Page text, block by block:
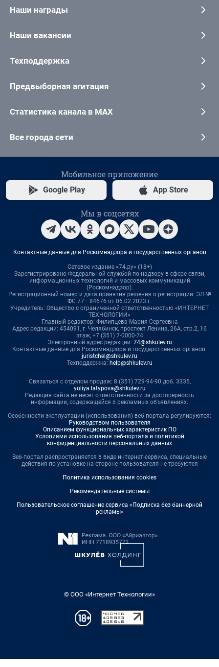
Наши награды
Наши вакансии
Техподдержка
Предвыборная агитация
Статистика канала в MAX
Все города сети
Мобильное приложение
Google Play App Store
Мы в соцсетях
Контактные данные для Роскомнадзора и государственных органов
Сетевое издание «74.ру» (18+)
Зарегистрировано Федеральной службой по надзору в сфере связи,
информационных технологий и массовых коммуникаций
(Роскомнадзор).
Регистрационный номер и дата принятия решения о регистрации: ЭЛ №
ФС 77– 84676 от 06.02.2023 г.
Учредитель: Общество с ограниченной ответственностью «ИНТЕРНЕТ
ТЕХНОЛОГИИ»
Главный редактор: Филипцева Мария Сергеевна
Адрес редакции: 454091, г. Челябинск, проспект Ленина, 26А, стр.2, 16
этаж, +7 (351) 7-0000-74
Электронный адрес редакции: 74@shkulev.ru
Контактные данные для Роскомнадзора и государственных органов:
juristchel@shkulev.ru
Техподдержка: help@shkulev.ru
Связаться с отделом продаж: 8 (351) 729-94-90 доб. 3335,
yuliya.latypova@shkulev.ru
Редакция сайта не несет ответственности за достоверность
информации, содержащейся в рекламных объявлениях.
Особенности эксплуатации (использования) веб-портала регулируются:
Руководством пользователя
Описанием функциональных характеристик ПО
Условиями использования веб-портала и политикой
конфиденциальности персональных данных
Веб-портал распространяется в виде интернет-сервиса, специальные
действия по установке на стороне пользователя не требуются
Политика использования cookies
Рекомендательные системы
Пользовательское соглашение сервиса «Подписка без баннерной
рекламы»
© ООО «Интернет Технологии»